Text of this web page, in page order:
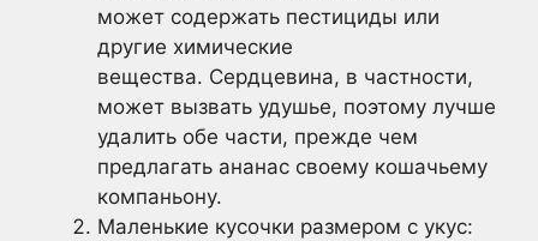
может содержать пестициды или
другие химические
вещества. Сердцевина, в частности,
может вызвать удушье, поэтому лучше
удалить обе части, прежде чем
предлагать ананас своему кошачьему
компаньону.
Маленькие кусочки размером с укус: